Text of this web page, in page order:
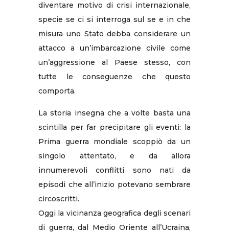
diventare motivo di crisi internazionale,
specie se ci si interroga sul se e in che
misura uno Stato debba considerare un
attacco a un’imbarcazione civile come
un’aggressione al Paese stesso, con
tutte le conseguenze che questo
comporta.
La storia insegna che a volte basta una
scintilla per far precipitare gli eventi: la
Prima guerra mondiale scoppiò da un
singolo attentato, e da allora
innumerevoli conflitti sono nati da
episodi che all’inizio potevano sembrare
circoscritti.
Oggi la vicinanza geografica degli scenari
di guerra, dal Medio Oriente all’Ucraina,